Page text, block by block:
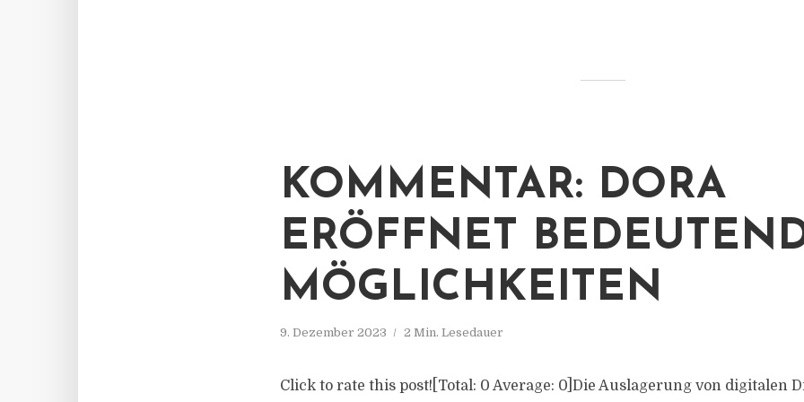
KOMMENTAR: DORA
ERÖFFNET
MÖGLICHKEITEN
9. Dezember 2023 2 Min. Lesedauer
Click to rate this post![Total: 0 Average: 0]Die Auslagerung von digitalen